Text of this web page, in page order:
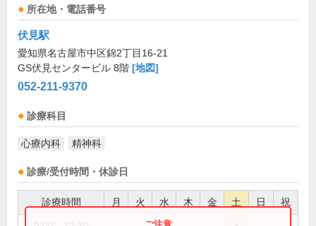
所在地・電話番号
伏見駅
愛知県名古屋市中区錦2丁目16-21
GS伏見センタービル 8階 [地図]
052-211-9370
診療科目
心療内科 精神科
診療/受付時間・休診日
診療時間 月 火 水 木 金 土 日 祝